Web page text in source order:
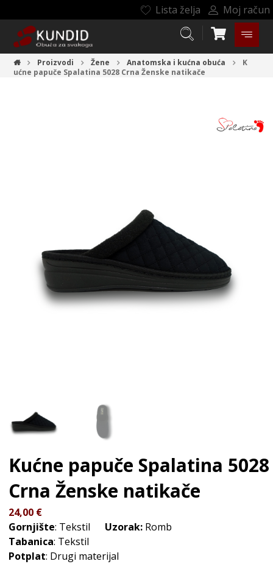
Lista želja Moj račun
Proizvodi Žene Anatomska i kućna obuća
K
ućne papuče Spalatina 5028 CrnaŽenske natikače
Kućne papuče Spalatina 5028
CrnaŽenske natikače
24,00 €
Gornjište: Tekstil Uzorak: Romb
Tabanica: Tekstil
Potplat: Drugi materijal